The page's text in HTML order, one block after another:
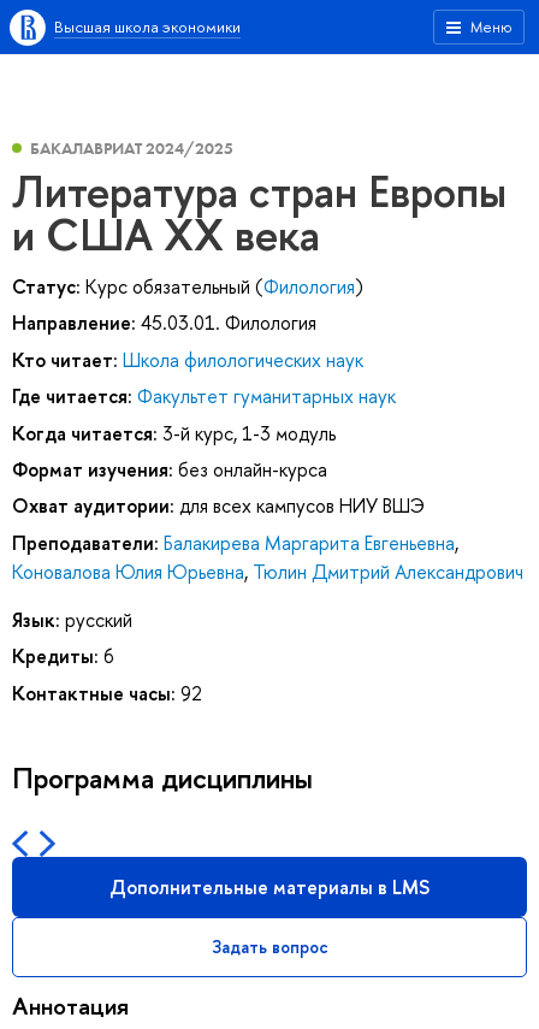
Меню
Высшая школа экономики
БАКАЛАВРИАТ 2024/2025
Литература стран Европы
и США XX века
Статус: Курс обязательный (Филология)
Направление: 45.03.01. Филология
Кто читает: Школа филологических наук
Где читается: Факультет гуманитарных наук
Когда читается: 3-й курс, 1-3 модуль
Формат изучения: без онлайн-курса
Охват аудитории: для всех кампусов НИУ ВШЭ
Преподаватели: Балакирева Маргарита Евгеньевна,
Коновалова Юлия Юрьевна, Тюлин Дмитрий Александрович
Язык: русский
Кредиты: 6
Контактные часы: 92
Программа дисциплины
Дополнительные материалы в LMS
Задать вопрос
Аннотация